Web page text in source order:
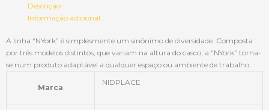
Descrição
Informação adicional
A linha “NYork” é simplesmente um sinônimo de diversidade. Composta
por três modelos distintos, que variam na altura do casco, a “NYork” torna-
se num produto adaptável a qualquer espaço ou ambiente de trabalho.
Marca
NIDPLACE